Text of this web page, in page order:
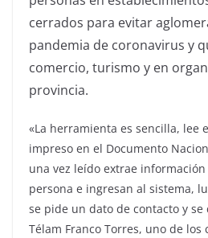
cerrados para evitar
pandemia de coronavirus y
comercio, turismo y en
provincia.
«La herramienta es sencilla, lee
impreso en el Documento
una vez leído extrae
persona e ingresan al sistema,
se pide un dato de contacto y
Télam Franco Torres, uno de los